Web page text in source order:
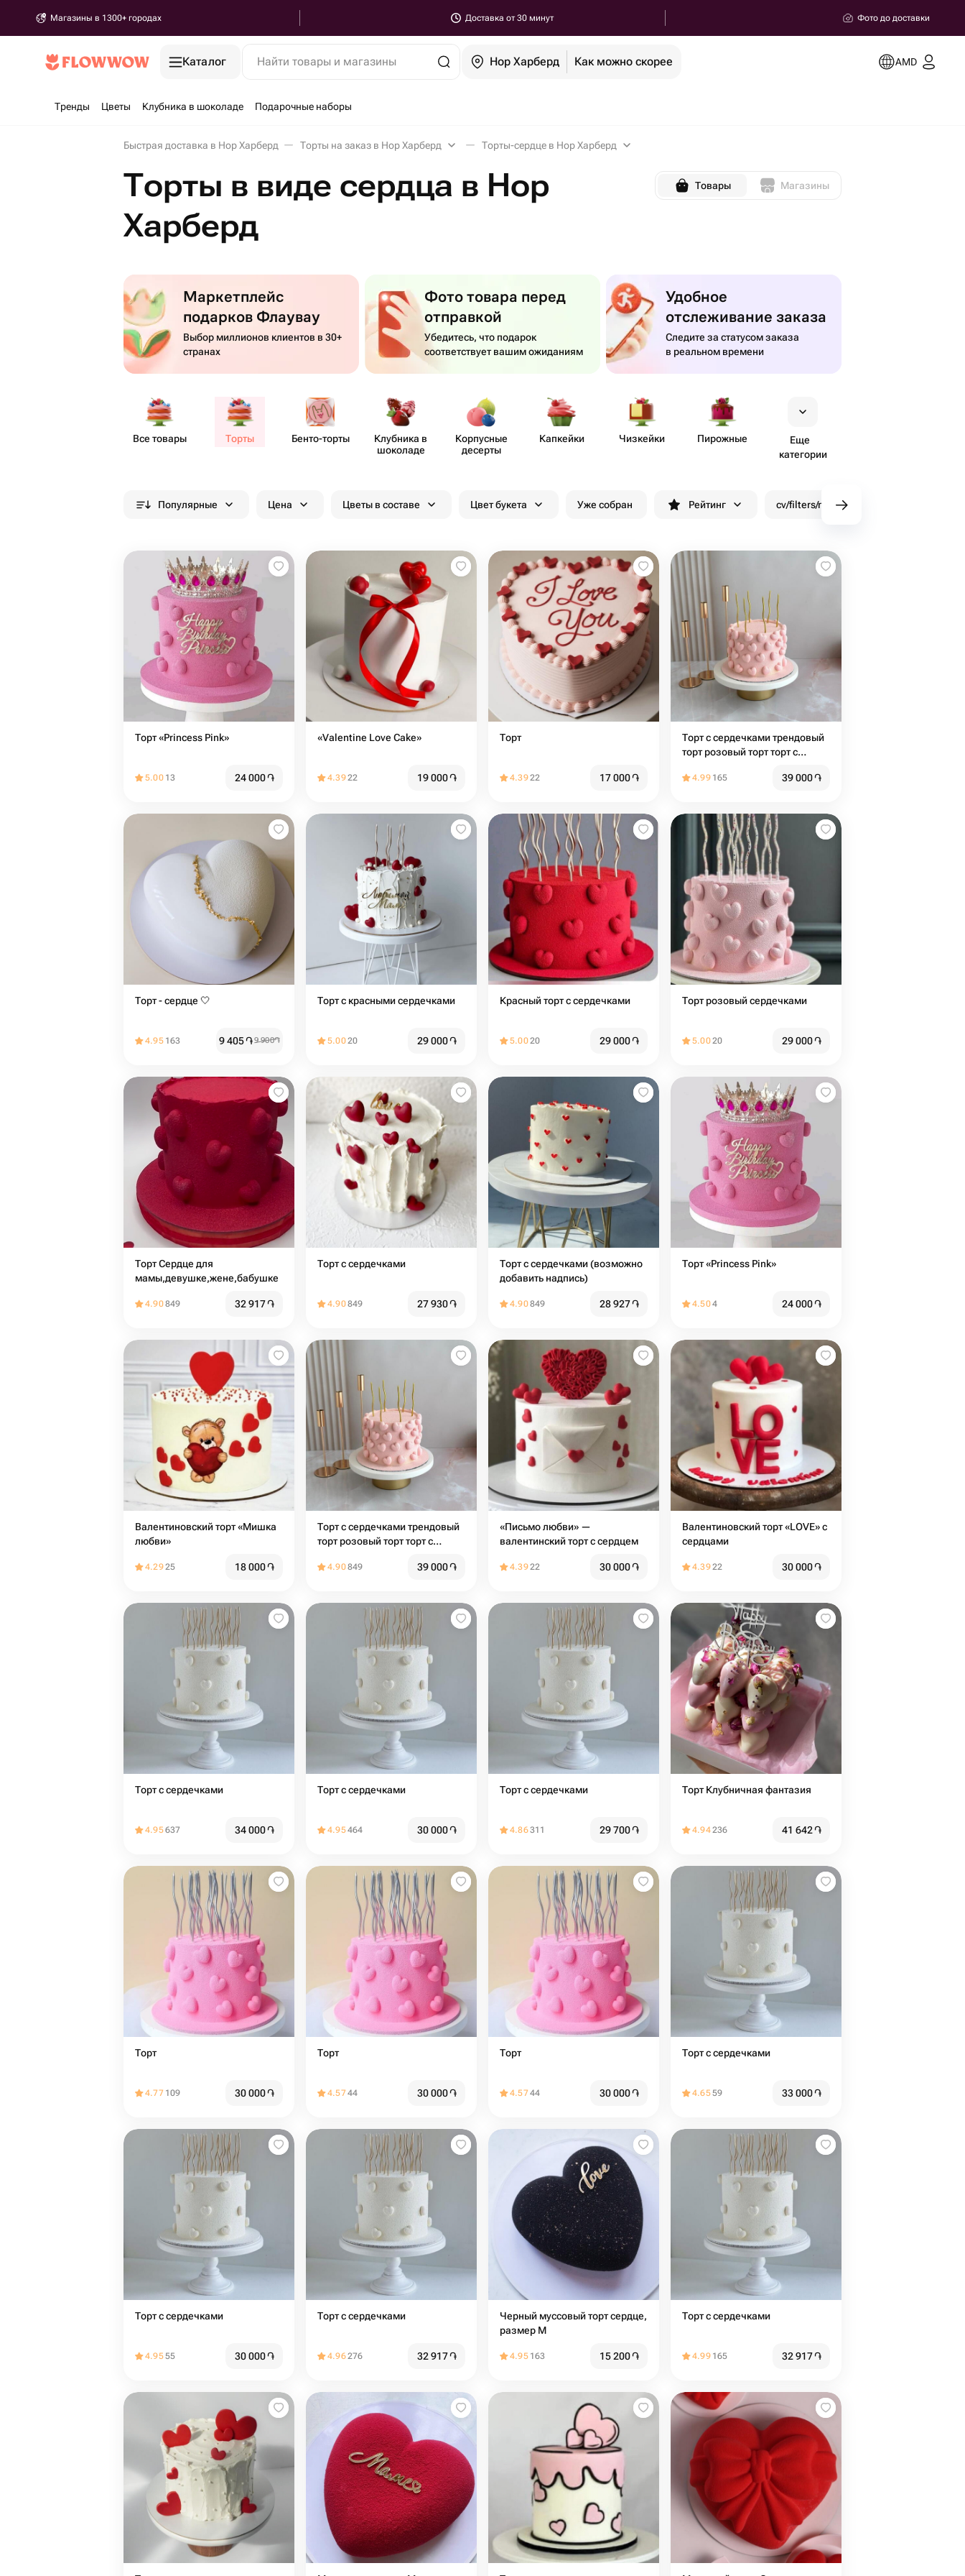
Магазины в 1300+ городах Доставка от 30 минут Фото до доставки
Каталог Найти товары и магазины Нор Харберд Как можно скорее AMD
Тренды Цветы Клубника в шоколаде Подарочные наборы
Быстрая доставка в Нор Харберд Торты на заказ в Нор Харберд Торты-сердце в Нор Харберд
Торты в виде сердца в Нор
Харберд
Товары Магазины
Маркетплейс
подарков Флаувау
Выбор миллионов клиентов в 30+
странах
Фото товара перед
отправкой
Убедитесь, что подарок
соответствует вашим ожиданиям
Удобное
отслеживание заказа
Следите за статусом заказа
в реальном времени
Все товары Торты Бенто​-торты
Клубника в
шоколаде
Корпусные
десерты
Капкейки Чизкейки Пирожные
Еще
категории
Популярные Цена Цветы в составе Цвет букета Уже собран Рейтинг cv/filters/name_fast_delivery
Торт «Princess Pink»
5.00 13 24 000֏
«Valentine Love Cake»
4.3922 19 000֏
Торт
4.3922 17 000֏
Торт с сердечками трендовый
торт розовый торт торт с
рождения
4.99 165 39 000֏
Торт - сердце 🤍
4.95 163 9 405֏9 900֏
Торт с красными сердечками
5.0020 29 000֏
Красный торт с сердечками
5.0020 29 000֏
Торт розовый сердечками
5.0020 29 000֏
Торт Сердце для
мамы,девушке,жене,бабушке
4.90849 32 917֏
Торт с сердечками
4.90849 27 930֏
Торт с сердечками (возможно
добавить надпись)
4.90849 28 927֏
Торт «Princess Pink»
4.504 24 000֏
Валентиновский торт «Мишка
любви»
4.2925 18 000֏
Торт с сердечками трендовый
торт розовый торт торт с
рождения
4.90849 39 000֏
«Письмо любви» —
валентинский торт с сердцем
4.3922 30 000֏
Валентиновский торт «LOVE» с
сердцами
4.3922 30 000֏
Торт с сердечками
4.95637 34 000֏
Торт с сердечками
4.95464 30 000֏
Торт с сердечками
4.86311 29 700֏
Торт Клубничная фантазия
4.94236 41 642֏
Торт
4.77 109 30 000֏
Торт
4.5744 30 000֏
Торт
4.5744 30 000֏
Торт с сердечками
4.6559 33 000֏
Торт с сердечками
4.9555 30 000֏
Торт с сердечками
4.96276 32 917֏
Черный муссовый торт сердце,
размер М
4.95 163 15 200֏
Торт с сердечками
4.99 165 32 917֏